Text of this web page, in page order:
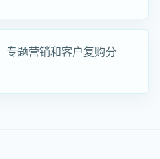
专题营销和客户复购分